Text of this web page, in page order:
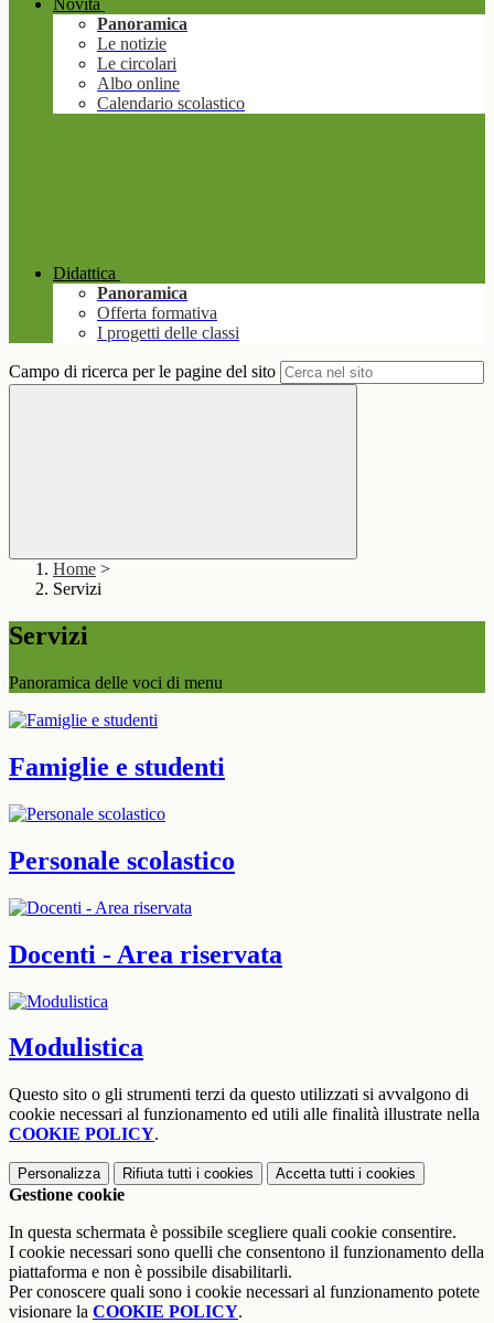
Novità
Panoramica
Le notizie
Le circolari
Albo online
Calendario scolastico
Didattica
Panoramica
Offerta formativa
I progetti delle classi
Campo di ricerca per le pagine del sito
Home >
Servizi
Servizi
Panoramica delle voci di menu
Famiglie e studenti
Personale scolastico
Docenti - Area riservata
Modulistica
Questo sito o gli strumenti terzi da questo utilizzati si avvalgono di
cookie necessari al funzionamento ed utili alle finalità illustrate nella
COOKIE POLICY.
Personalizza Rifiuta tutti i cookies Accetta tutti i cookies
Gestione cookie
In questa schermata è possibile scegliere quali cookie consentire.
I cookie necessari sono quelli che consentono il funzionamento della
piattaforma e non è possibile disabilitarli.
Per conoscere quali sono i cookie necessari al funzionamento potete
visionare la COOKIE POLICY.